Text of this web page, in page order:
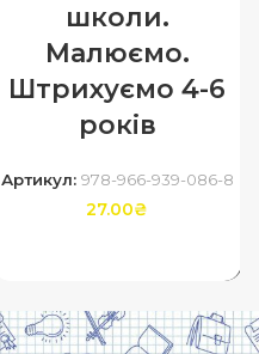
школи.
Малюємо.
Штрихуємо 4-6
років
Артикул: 978-966-939-086-8
27.00₴